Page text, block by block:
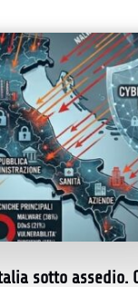
sotto assedio.